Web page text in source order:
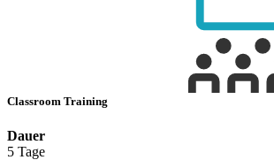
Classroom Training
Dauer
5 Tage